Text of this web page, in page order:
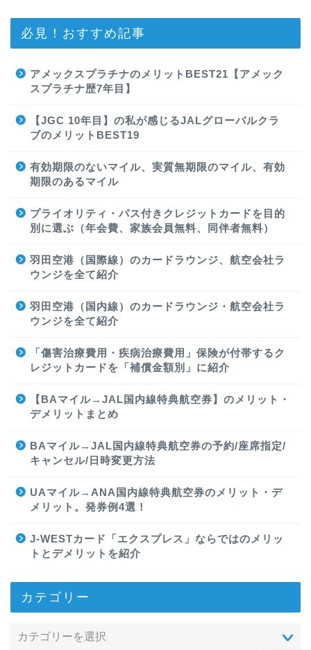
必見！おすすめ記事
アメックスプラチナのメリットBEST21【アメック
スプラチナ歴7年目】
【JGC 10年目】の私が感じるJALグローバルクラ
ブのメリットBEST19
有効期限のないマイル、実質無期限のマイル、有効
期限のあるマイル
プライオリティ・パス付きクレジットカードを目的
別に選ぶ（年会費、家族会員無料、同伴者無料）
羽田空港（国際線）のカードラウンジ、航空会社ラ
ウンジを全て紹介
羽田空港（国内線）のカードラウンジ・航空会社ラ
ウンジを全て紹介
「傷害治療費用・疾病治療費用」保険が付帯するク
レジットカードを「補償金額別」に紹介
【BAマイル→JAL国内線特典航空券】のメリット・
デメリットまとめ
BAマイル→JAL国内線特典航空券の予約/座席指定/
キャンセル/日時変更方法
UAマイル→ANA国内線特典航空券のメリット・デ
メリット。発券例4選！
J-WESTカード「エクスプレス」ならではのメリッ
トとデメリットを紹介
カテゴリー